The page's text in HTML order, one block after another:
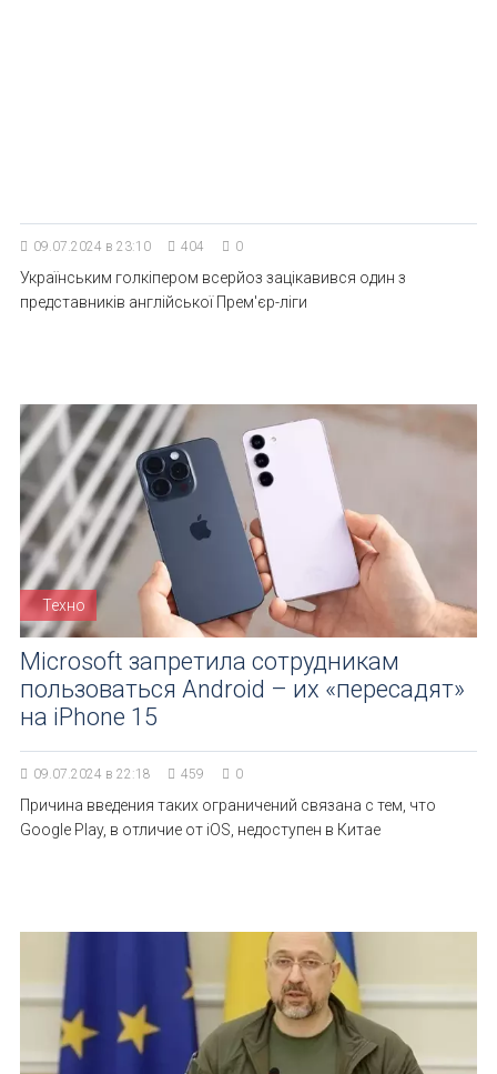
09.07.2024 в 23:10 404 0
Українським голкіпером всерйоз зацікавився один з
представників англійської Прем'єр-ліги
Техно
Microsoft запретила сотрудникам
пользоваться Android – их «пересадят»
на iPhone 15
09.07.2024 в 22:18 459 0
Причина введения таких ограничений связана с тем, что
Google Play, в отличие от iOS, недоступен в Китае